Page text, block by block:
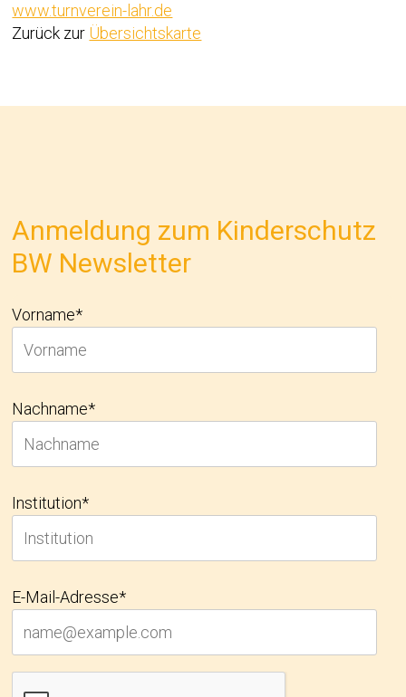
www.turnverein-lahr.de
Zurück zur Übersichtskarte
Anmeldung zum Kinderschutz
BW Newsletter
Vorname*
Nachname*
Institution*
E-Mail-Adresse*